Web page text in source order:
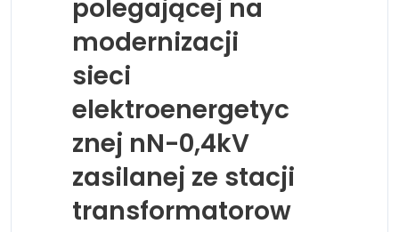
polegającej na
modernizacji
sieci
elektroenergetyc
znej nN-0,4kV
zasilanej ze stacji
transformatorow